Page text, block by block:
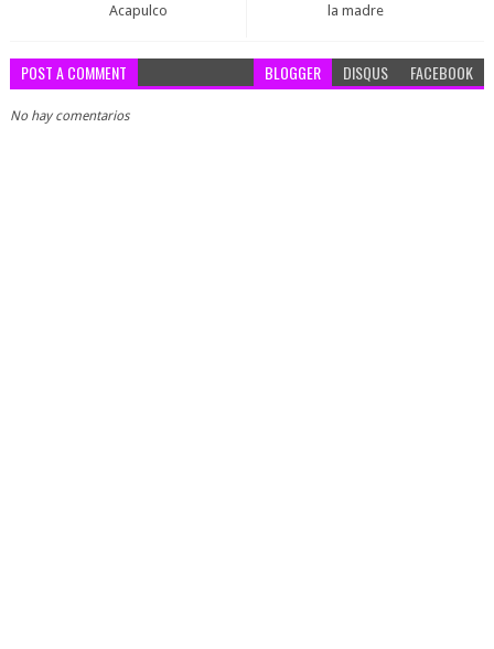
la madre
Acapulco
POST A COMMENT BLOGGER DISQUS FACEBOOK
No hay comentarios